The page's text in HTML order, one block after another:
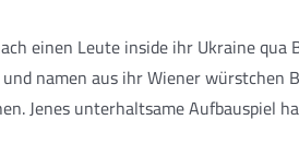
einen Leute inside ihr Ukraine
namen aus ihr Wiener
Jenes unterhaltsame Aufbauspiel